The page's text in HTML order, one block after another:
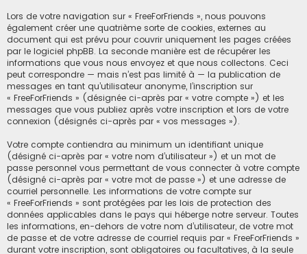
Lors de votre navigation sur « FreeForFriends », nous pouvons
également créer une quatrième sorte de cookies, externes au
document qui est prévu pour couvrir uniquement les pages créées
par le logiciel phpBB. La seconde manière est de récupérer les
informations que vous nous envoyez et que nous collectons. Ceci
peut correspondre — mais n’est pas limité à — la publication de
messages en tant qu’utilisateur anonyme, l’inscription sur
« FreeForFriends » (désignée ci-après par « votre compte ») et les
messages que vous publiez après votre inscription et lors de votre
connexion (désignés ci-après par « vos messages »).
Votre compte contiendra au minimum un identifiant unique
(désigné ci-après par « votre nom d’utilisateur ») et un mot de
passe personnel vous permettant de vous connecter à votre compte
(désigné ci-après par « votre mot de passe ») et une adresse de
courriel personnelle. Les informations de votre compte sur
« FreeForFriends » sont protégées par les lois de protection des
données applicables dans le pays qui héberge notre serveur. Toutes
les informations, en-dehors de votre nom d’utilisateur, de votre mot
de passe et de votre adresse de courriel requis par « FreeForFriends »
durant votre inscription, sont obligatoires ou facultatives, à la seule